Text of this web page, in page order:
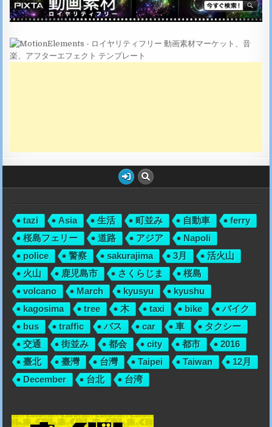
tazi Asia 生活 町並み 自動車
ferry
桜島フェリー
道路 アジア
Napoli
police
警察 sakurajima 3月
活火山
火山
鹿児島市 さくらじま
桜島
volcano
March kyusyu
kyushu
kagosima
tree 木 taxi bike
バイク
bus
traffic バス car 車
タクシー
交通
街並み 都会 city 都市
2016
臺北
臺灣 台灣 Taipei Taiwan
12月
December
台北 台湾